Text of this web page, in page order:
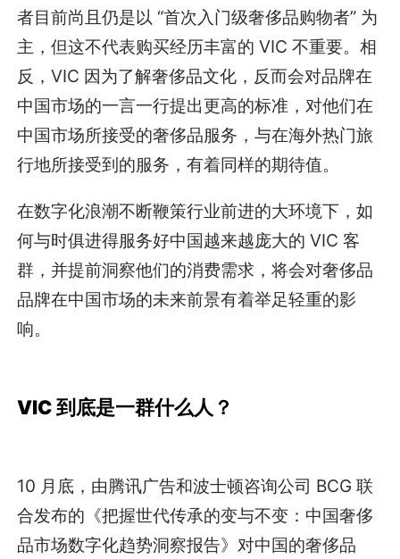
者目前尚且仍是以 “首次入门级奢侈品购物者” 为
主，但这不代表购买经历丰富的 VIC 不重要。相
反，VIC 因为了解奢侈品文化，反而会对品牌在
中国市场的一言一行提出更高的标准，对他们在
中国市场所接受的奢侈品服务，与在海外热门旅
行地所接受到的服务，有着同样的期待值。
在数字化浪潮不断鞭策行业前进的大环境下，如
何与时俱进得服务好中国越来越庞大的 VIC 客
群，并提前洞察他们的消费需求，将会对奢侈品
品牌在中国市场的未来前景有着举足轻重的影
响。
VIC 到底是一群什么人？
10 月底，由腾讯广告和波士顿咨询公司 BCG 联
合发布的《把握世代传承的变与不变：中国奢侈
品市场数字化趋势洞察报告》对中国的奢侈品